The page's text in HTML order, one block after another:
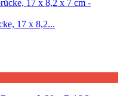
17 x 8,2...